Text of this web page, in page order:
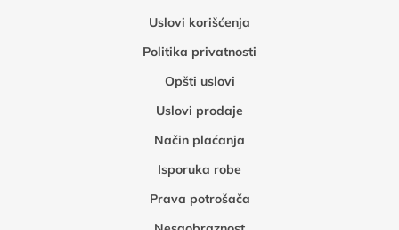
Uslovi korišćenja
Politika privatnosti
Opšti uslovi
Uslovi prodaje
Način plaćanja
Isporuka robe
Prava potrošača